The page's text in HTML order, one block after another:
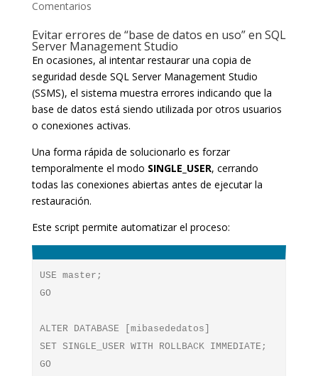
Comentarios
Evitar errores de “base de datos en uso” en SQL
Server Management Studio
En ocasiones, al intentar restaurar una copia de
seguridad desde SQL Server Management Studio
(SSMS), el sistema muestra errores indicando que la
base de datos está siendo utilizada por otros usuarios
o conexiones activas.
Una forma rápida de solucionarlo es forzar
temporalmente el modo SINGLE_USER, cerrando
todas las conexiones abiertas antes de ejecutar la
restauración.
Este script permite automatizar el proceso:
USE master;
GO
ALTER DATABASE [mibasededatos]
SET SINGLE_USER WITH ROLLBACK IMMEDIATE;
GO